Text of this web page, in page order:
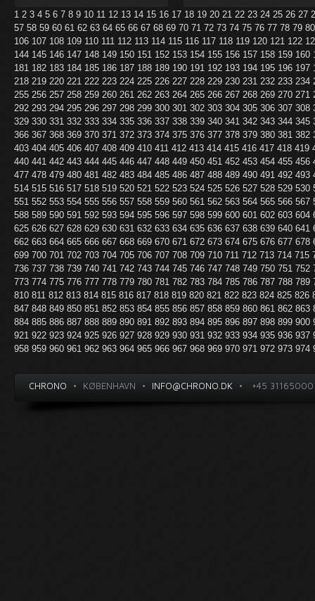
1 2 3 4 5 6 7 8 9 10 11 12 13 14 15 16 17 18 19 20 21 22 23 24 25 26 27
57 58 59 60 61 62 63 64 65 66 67 68 69 70 71 72 73 74 75 76 77 78 79
106 107 108 109 110 111 112 113 114 115 116 117 118 119 120 121 122
144 145 146 147 148 149 150 151 152 153 154 155 156 157 158 159 160
181 182 183 184 185 186 187 188 189 190 191 192 193 194 195 196 197
218 219 220 221 222 223 224 225 226 227 228 229 230 231 232 233 234
255 256 257 258 259 260 261 262 263 264 265 266 267 268 269 270 271
292 293 294 295 296 297 298 299 300 301 302 303 304 305 306 307 308
329 330 331 332 333 334 335 336 337 338 339 340 341 342 343 344 345
366 367 368 369 370 371 372 373 374 375 376 377 378 379 380 381 382
403 404 405 406 407 408 409 410 411 412 413 414 415 416 417 418 419
440 441 442 443 444 445 446 447 448 449 450 451 452 453 454 455 456
477 478 479 480 481 482 483 484 485 486 487 488 489 490 491 492 493
514 515 516 517 518 519 520 521 522 523 524 525 526 527 528 529 530
551 552 553 554 555 556 557 558 559 560 561 562 563 564 565 566 567
588 589 590 591 592 593 594 595 596 597 598 599 600 601 602 603 604
625 626 627 628 629 630 631 632 633 634 635 636 637 638 639 640 641
662 663 664 665 666 667 668 669 670 671 672 673 674 675 676 677 678
699 700 701 702 703 704 705 706 707 708 709 710 711 712 713 714 715
736 737 738 739 740 741 742 743 744 745 746 747 748 749 750 751 752
773 774 775 776 777 778 779 780 781 782 783 784 785 786 787 788 789
810 811 812 813 814 815 816 817 818 819 820 821 822 823 824 825 826
847 848 849 850 851 852 853 854 855 856 857 858 859 860 861 862 863
884 885 886 887 888 889 890 891 892 893 894 895 896 897 898 899 900
921 922 923 924 925 926 927 928 929 930 931 932 933 934 935 936 937
958 959 960 961 962 963 964 965 966 967 968 969 970 971 972 973 974
CHRONO • KØBENHAVN • INFO@CHRONO.DK • +45 31165000